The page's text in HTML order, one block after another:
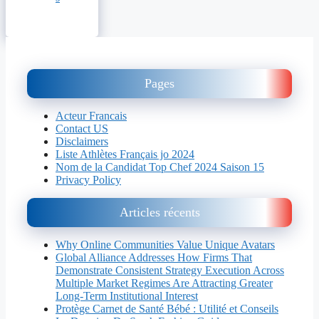
Pages
Acteur Francais
Contact US
Disclaimers
Liste Athlètes Français jo 2024
Nom de la Candidat Top Chef 2024 Saison 15
Privacy Policy
Articles récents
Why Online Communities Value Unique Avatars
Global Alliance Addresses How Firms That
Demonstrate Consistent Strategy Execution Across
Multiple Market Regimes Are Attracting Greater
Long-Term Institutional Interest
Protège Carnet de Santé Bébé : Utilité et Conseils